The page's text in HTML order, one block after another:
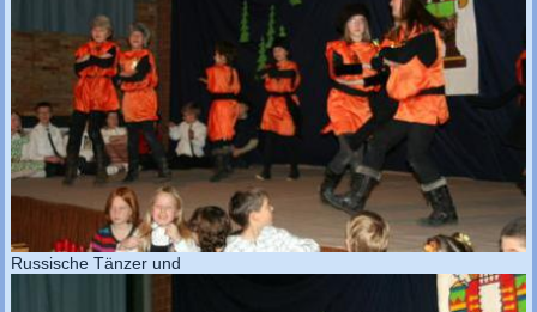
Russische Tänzer und